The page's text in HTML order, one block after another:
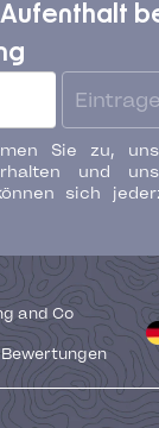
Sie zu,
und
sich
and Co
Bewertungen